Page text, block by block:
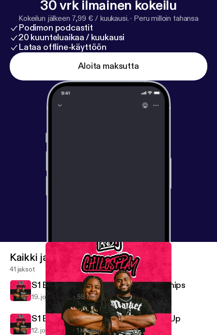
for updates and behind-the-scenes laughs: T&J
Child's Play Podcast: @tandjchildsplay Trey:
@treytheeproducer Jada: @jmellothagreat
30 vrk ilmainen kokeilu
Kokeilun jälkeen 7,99 € / kuukausi. · Peru milloin tahansa
Podimon podcastit
20 kuunteluaikaa / kuukausi
Lataa offline-käyttöön
Aloita maksutta
Kaikki jaksot
41 jaksot
S1 Ep 10 Defining Healthy Relationships
19. joulu 2024 58 min
S1 Ep 9 Coming Down and Building Up
12. joulu 2024 1 h 5 min